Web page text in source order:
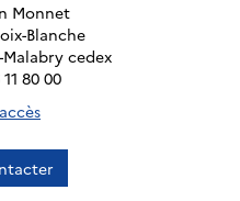
Monnet
Blanche
cedex
80 00